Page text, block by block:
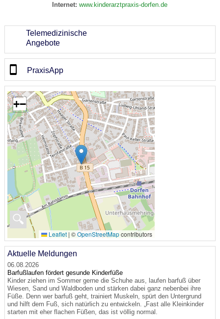
Internet: www.kinderarztpraxis-dorfen.de
Telemedizinische
Angebote
PraxisApp
🔍
+−
Leaflet | ©OpenStreetMapcontributors
Aktuelle Meldungen
06.08.2026
Barfußlaufen fördert gesunde Kinderfüße
Kinder ziehen im Sommer gerne die Schuhe aus, laufen barfuß über
Wiesen, Sand und Waldboden und stärken dabei ganz nebenbei ihre
Füße. Denn wer barfuß geht, trainiert Muskeln, spürt den Untergrund
und hilft dem Fuß, sich natürlich zu entwickeln. „Fast alle Kleinkinder
starten mit eher flachen Füßen, das ist völlig normal.